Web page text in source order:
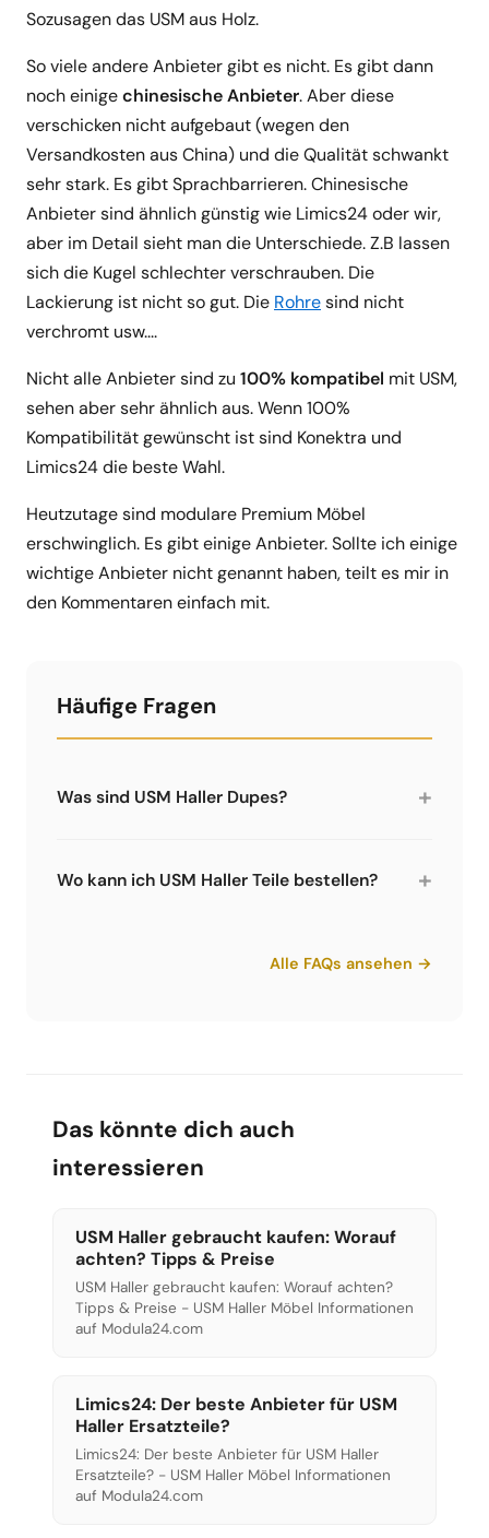
Sozusagen das USM aus Holz.
So viele andere Anbieter gibt es nicht. Es gibt dann
noch einigechinesische Anbieter. Aber diese
verschicken nicht aufgebaut (wegen den
Versandkosten aus China) und die Qualität schwankt
sehr stark. Es gibt Sprachbarrieren. Chinesische
Anbieter sind ähnlich günstig wie Limics24 oder wir,
aber im Detail sieht man die Unterschiede. Z.B lassen
sich die Kugel schlechter verschrauben. Die
Lackierung ist nicht so gut. Die Rohresind nicht
verchromt usw....
Nicht alle Anbieter sind zu 100% kompatibel mit USM,
sehen aber sehr ähnlich aus. Wenn 100%
Kompatibilität gewünscht ist sind Konektra und
Limics24 die beste Wahl.
Heutzutage sind modulare Premium Möbel
erschwinglich. Es gibt einige Anbieter. Sollte ich einige
wichtige Anbieter nicht genannt haben, teilt es mir in
den Kommentaren einfach mit.
Häufige Fragen
Was sind USM Haller Dupes? +
dem USM Haller System ähnlich sehen. Sie
verwenden kompatible oder ähnliche Teile zu
Wo kann ich USM Haller Teile bestellen? +
verschiedene Händler für USM Haller
kompatible Ersatzteile - z.B. Limics24 (unserer
Alle FAQs ansehen →
Das könnte dich auch
interessieren
USM Haller gebraucht kaufen: Worauf
achten? Tipps & Preise
USM Haller gebraucht kaufen: Worauf achten?
Tipps & Preise - USM Haller Möbel Informationen
auf Modula24.com
Limics24: Der beste Anbieter für USM
Haller Ersatzteile?
Limics24: Der beste Anbieter für USM Haller
Ersatzteile? - USM Haller Möbel Informationen
auf Modula24.com